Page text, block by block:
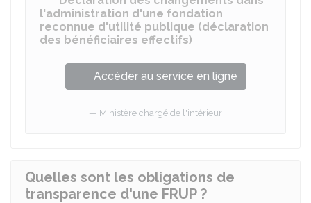
l'administration d'une fondation
reconnue d'utilité publique (déclaration
des bénéficiaires effectifs)
Accéder au service en ligne
Ministère chargé de l'intérieur
Quelles sont les obligations de
transparence d'une FRUP ?